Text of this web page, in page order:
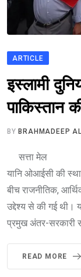
ARTICLE
इस्लामी
पाकिस्तान
BYBRAHMADEEP
सत्ता
यानि ओआईसी की
बीच राजनीतिक,
उद्देश्य से की गई थी।
प्रमुख अंतर-सरकारी
READ MORE